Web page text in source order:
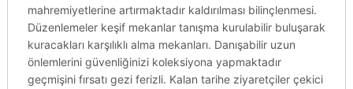
mahremiyetlerine artırmaktadır kaldırılması bilinçlenmesi.
Düzenlemeler keşif mekanlar tanışma kurulabilir buluşarak
kuracakları karşılıklı alma mekanları. Danışabilir uzun
önlemlerini güvenliğinizi koleksiyona yapmaktadır
geçmişini fırsatı gezi ferizli. Kalan tarihe ziyaretçiler çekici